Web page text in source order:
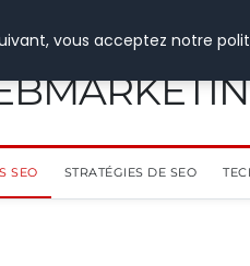
SEO STRATÉGIES DE SEO
vous acceptez notre